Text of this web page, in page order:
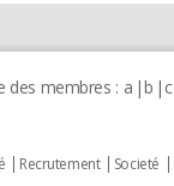
des membres : a b c
Recrutement Societé